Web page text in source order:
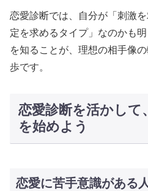
恋愛診断では、自分が「刺激
定を求めるタイプ」なのかも
を知ることが、理想の相手像
歩です。
恋愛診断を活かして
を始めよう
恋愛に苦手意識がある